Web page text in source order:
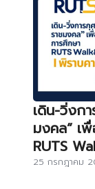
เดิน-วิ่งก
มงคล” เ
RUTS
25 กรกฎาคม